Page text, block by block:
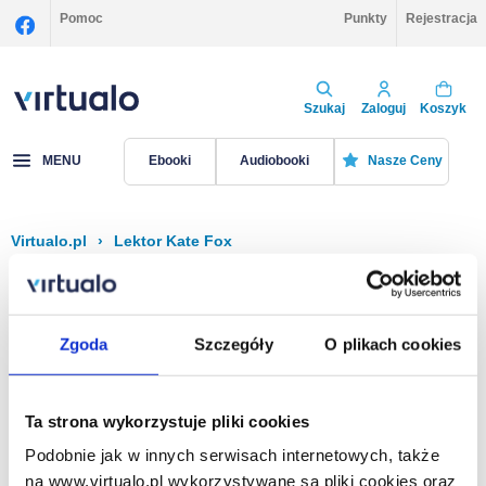
Zgoda Szczegóły O plikach cookies
Ta strona wykorzystuje pliki cookies
Podobnie jak w innych serwisach internetowych, także
na www.virtualo.pl wykorzystywane są pliki cookies oraz
Pomoc Punkty Rejestracja
Szukaj Zaloguj Koszyk
MENU Ebooki Audiobooki Nasze Ceny
Virtualo.pl › Lektor Kate Fox
Filtruj Sortuj
Na stronie